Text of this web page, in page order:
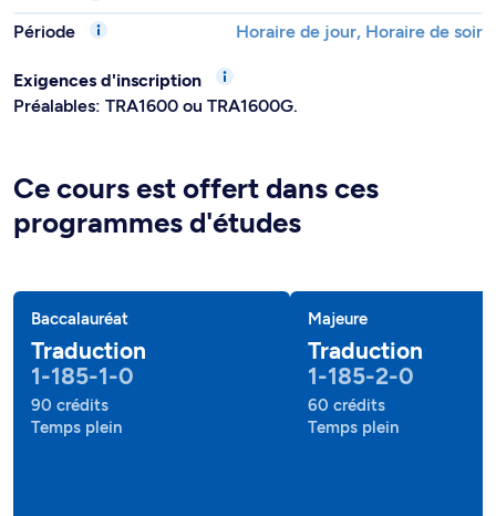
Période
Horaire de jour, Horaire de soir
Exigences d'inscription
Préalables: TRA1600 ou TRA1600G.
Ce cours est offert dans ces
programmes d'études
Baccalauréat
Traduction
1-185-1-0
90 crédits
Temps plein
Majeure
Traduction
1-185-2-0
60 crédits
Temps plein